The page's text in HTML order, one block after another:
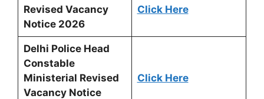
Revised Vacancy
Notice 2026
Click Here
Delhi Police Head
Constable
Ministerial Revised
Vacancy Notice
Click Here